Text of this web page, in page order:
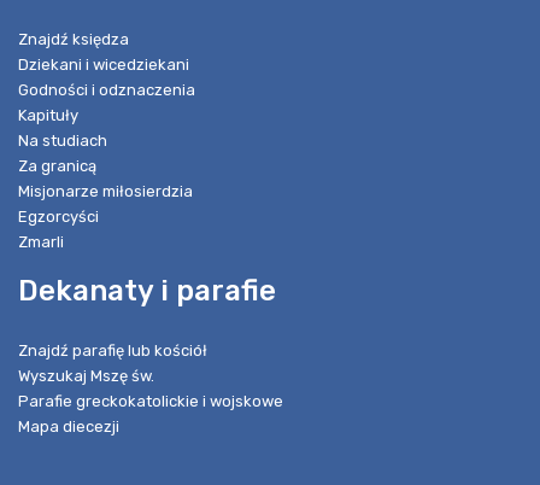
Znajdź księdza
Dziekani i wicedziekani
Godności i odznaczenia
Kapituły
Na studiach
Za granicą
Misjonarze miłosierdzia
Egzorcyści
Zmarli
Dekanaty i parafie
Znajdź parafię lub kościół
Wyszukaj Mszę św.
Parafie greckokatolickie i wojskowe
Mapa diecezji